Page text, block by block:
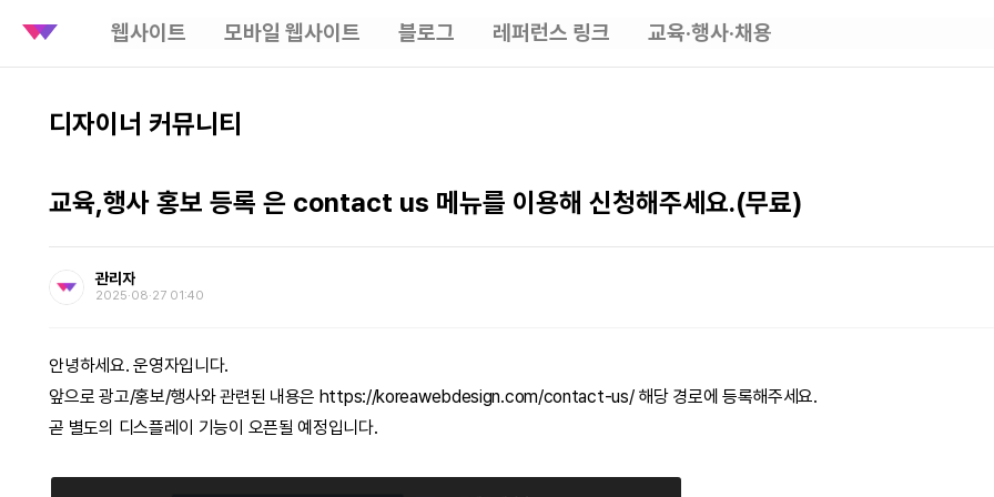
웹사이트 모바일 웹사이트 블로그 레퍼런스 링크 교육·행사·채용
디자이너 커뮤니티
교육,행사 홍보 등록 은 contact us 메뉴를 이용해 신청해주세요.(무료)
관리자
2025‧08‧27 01:40
안녕하세요. 운영자입니다.
앞으로 광고/홍보/행사와 관련된 내용은 https://koreawebdesign.com/contact-us/해당 경로에 등록해주세요.
곧 별도의 디스플레이 기능이 오픈될 예정입니다.